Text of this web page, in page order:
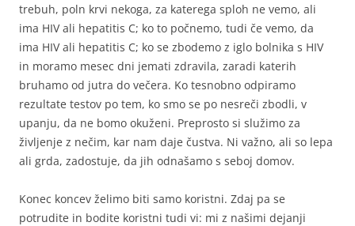
trebuh, poln krvi nekoga, za katerega sploh ne vemo, ali
ima HIV ali hepatitis C; ko to počnemo, tudi če vemo, da
ima HIV ali hepatitis C; ko se zbodemo z iglo bolnika s HIV
in moramo mesec dni jemati zdravila, zaradi katerih
bruhamo od jutra do večera. Ko tesnobno odpiramo
rezultate testov po tem, ko smo se po nesreči zbodli, v
upanju, da ne bomo okuženi. Preprosto si služimo za
življenje z nečim, kar nam daje čustva. Ni važno, ali so lepa
ali grda, zadostuje, da jih odnašamo s seboj domov.
Konec koncev želimo biti samo koristni. Zdaj pa se
potrudite in bodite koristni tudi vi: mi z našimi dejanji